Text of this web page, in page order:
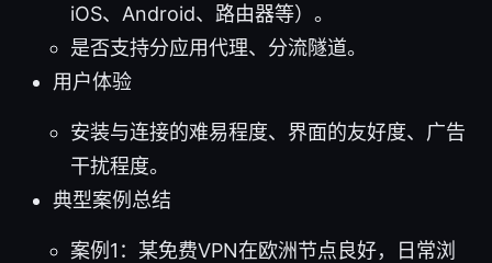
iOS、Android、路由器等）。
是否支持分应用代理、分流隧道。
用户体验
安装与连接的难易程度、界面的友好度、广告
干扰程度。
典型案例总结
案例1：某免费VPN在欧洲节点良好，日常浏